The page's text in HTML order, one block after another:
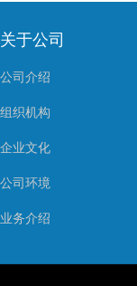
关于公司
公司介绍
组织机构
企业文化
公司环境
业务介绍